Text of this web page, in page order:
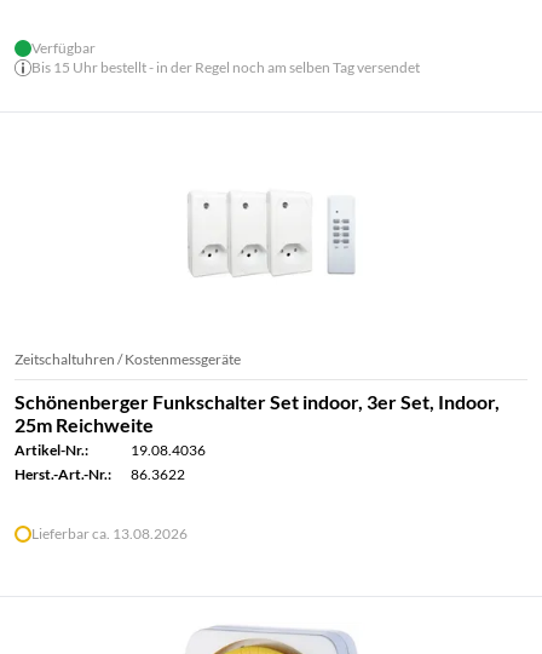
Verfügbar
Bis 15 Uhr bestellt - in der Regel noch am selben Tag versendet
Zeitschaltuhren / Kostenmessgeräte
Schönenberger Funkschalter Set indoor, 3er Set, Indoor,
25m Reichweite
Artikel-Nr.:
19.08.4036
Herst.-Art.-Nr.:
86.3622
Lieferbar ca. 13.08.2026